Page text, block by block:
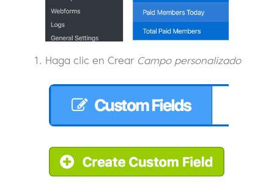
Haga clic en Crear Campo personalizado